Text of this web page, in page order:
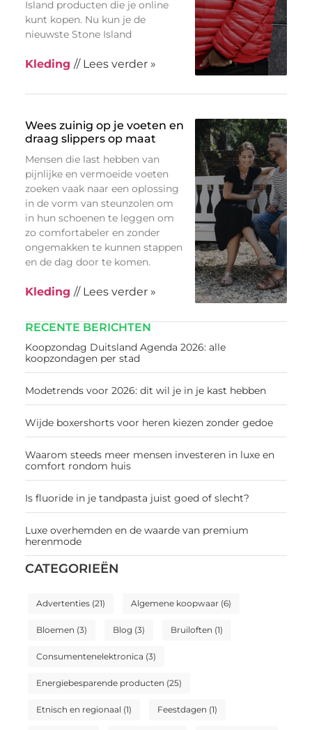
RECENTE BERICHTEN
Koopzondag Duitsland Agenda 2026: alle
koopzondagen per stad
Modetrends voor 2026: dit wil je in je kast hebben
Wijde boxershorts voor heren kiezen zonder gedoe
Waarom steeds meer mensen investeren in luxe en
comfort rondom huis
Is fluoride in je tandpasta juist goed of slecht?
Luxe overhemden en de waarde van premium
herenmode
CATEGORIEËN
Advertenties(21) Algemene koopwaar(6)
Bloemen (3) Blog (3) Bruiloften (1)
Consumentenelektronica (3)
Energiebesparende producten (25)
Etnisch en regionaal (1) Feestdagen (1)
Island producten die je online
kunt kopen. Nu kun je de
nieuwste Stone Island
Kleding // Lees verder »
Wees zuinig op je voeten en
draag slippers op maat
Mensen die last hebben van
pijnlijke en vermoeide voeten
zoeken vaak naar een oplossing
in de vorm van steunzolen om
in hun schoenen te leggen om
zo comfortabeler en zonder
ongemakken te kunnen stappen
en de dag door te komen.
Kleding // Lees verder »